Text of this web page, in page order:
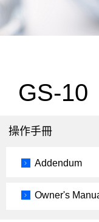
GS-10
操作手冊
Addendum
Owner's